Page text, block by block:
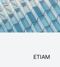
ETIAM